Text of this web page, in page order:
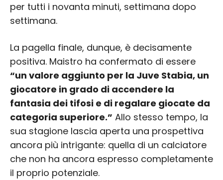
per tutti i novanta minuti, settimana dopo
settimana.
La pagella finale, dunque, è decisamente
positiva. Maistro ha confermato di essere
“un valore aggiunto per la Juve Stabia, un
giocatore in grado di accendere la
fantasia dei tifosi e di regalare giocate da
categoria superiore.” Allo stesso tempo, la
sua stagione lascia aperta una prospettiva
ancora più intrigante: quella di un calciatore
che non ha ancora espresso completamente
il proprio potenziale.